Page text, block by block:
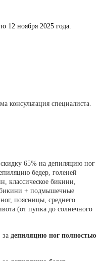
12 ноября 2025 года.
консультация специалиста.
65% на депиляцию ног
бедер, голеней
классическое бикини,
бикини + подмышечные
поясницы, среднего
(от пупка до солнечного
за депиляцию ног полностью